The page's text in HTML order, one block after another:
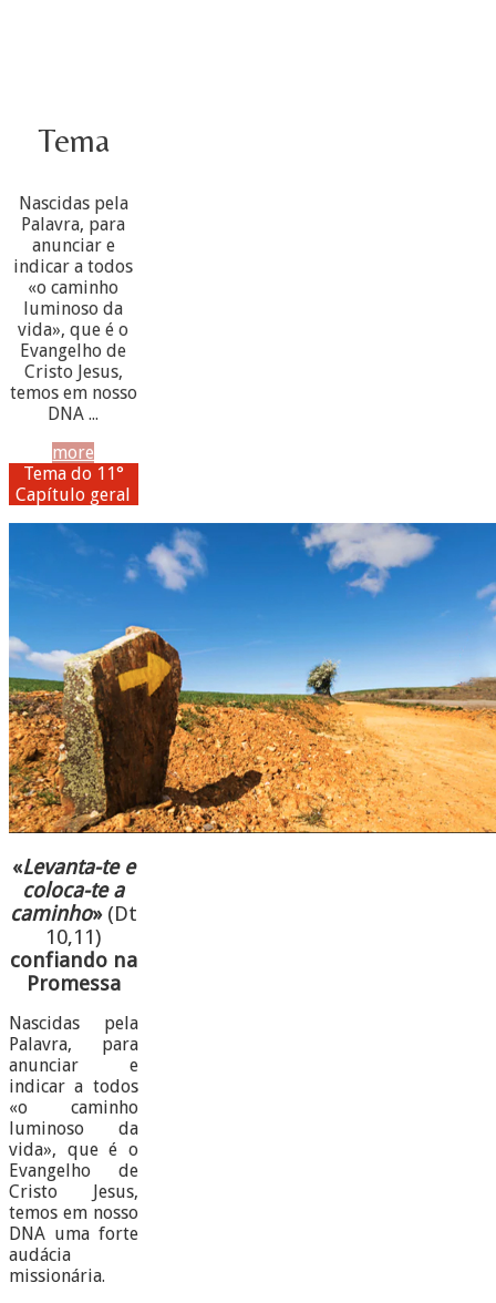
Tema
Nascidas pela
Palavra, para
anunciar e
indicar a todos
«o caminho
luminoso da
vida», que é o
Evangelho de
Cristo Jesus,
temos em nosso
DNA ...
more
Tema do 11°
Capítulo geral
«Levanta-te e
coloca-te a
caminho»(Dt
10,11)
confiando na
Promessa
Nascidas pela
Palavra, para
anunciar e
indicar a todos
«o caminho
luminoso da
vida», que é o
Evangelho de
Cristo Jesus,
temos em nosso
DNA uma forte
audácia
missionária.